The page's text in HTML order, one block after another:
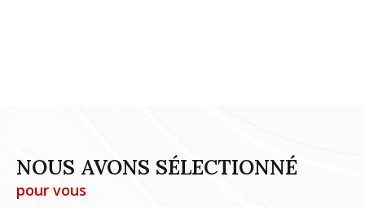
NOUS AVONS SÉLECTIONNÉ
pour vous